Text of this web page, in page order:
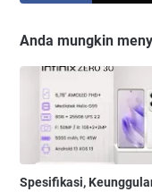
Anda mungkin
Spesifikasi,